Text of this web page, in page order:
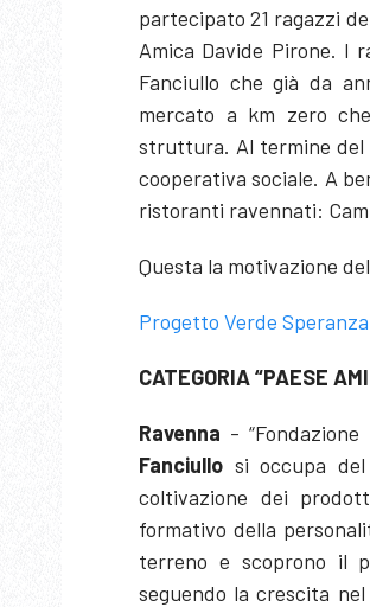
partecipato 21 ragazzi
Amica Davide Pirone. I
Fanciullo che già da
mercato a km zero
struttura. Al termine del
cooperativa sociale. A
ristoranti ravennati:
Questa la motivazione
Progetto Verde Speranza
CATEGORIA “PAESE
Ravenna -
Fanciullo si occupa del
coltivazione dei
formativo della
terreno e scoprono il
seguendo la crescita